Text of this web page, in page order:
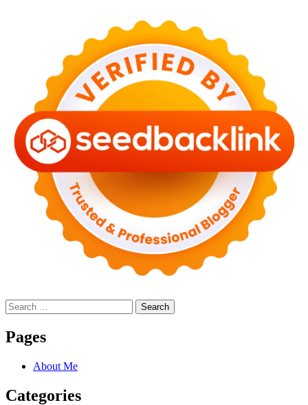
Search
for:
Pages
About Me
Categories